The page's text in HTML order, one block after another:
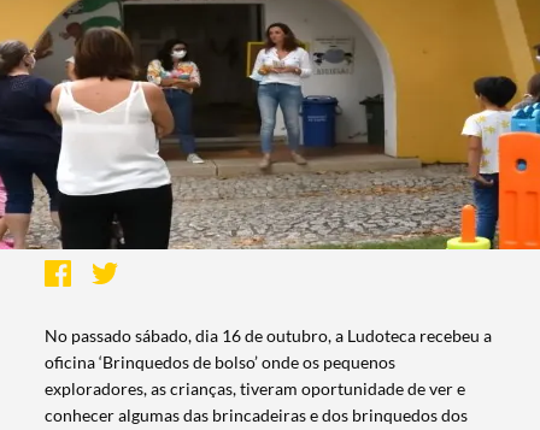
No passado sábado, dia 16 de outubro, a Ludoteca recebeu a
oficina ‘Brinquedos de bolso’ onde os pequenos
exploradores, as crianças, tiveram oportunidade de ver e
conhecer algumas das brincadeiras e dos brinquedos dos